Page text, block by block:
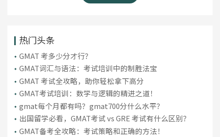
热门头条
GMAT 考多少分才行？
GMAT词汇与语法：考试培训中的制胜法宝
​GMAT 考试全攻略，助你轻松拿下高分
GMAT考试培训：数学与逻辑的精进之道！
gmat每个月都有吗？gmat700分什么水平？
​出国留学必看，GMAT考试 vs GRE 考试有什么区别？
GMAT备考全攻略：考试策略和正确的方法！